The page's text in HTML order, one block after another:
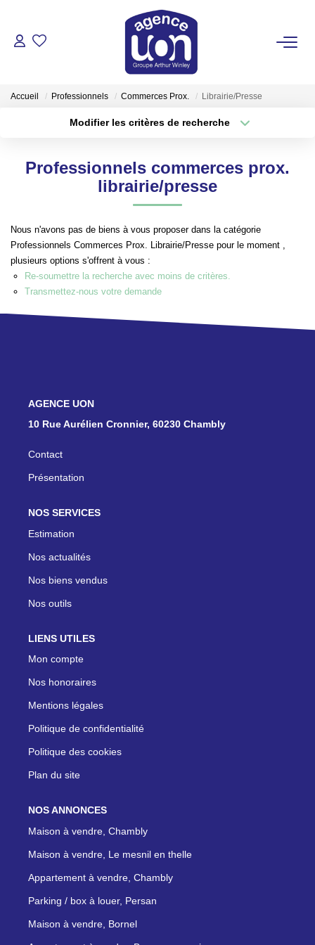
ACHETER
ESTIMER
VOTRE AGENCE
Pour Se Rencontrer
Votre Équipe
Accueil Professionnels Commerces Prox. Librairie/Presse
Modifier les critères de recherche
Type de bien
Créer une alerte
Professionnels commerces prox.
librairie/presse
Nous n'avons pas de biens à vous proposer dans la catégorie
Professionnels Commerces Prox. Librairie/Presse pour le moment ,
plusieurs options s'offrent à vous :
Re-soumettre la recherche avec moins de critères.
Transmettez-nous votre demande
NOS AGENCES
10 Rue Aurélien Cronnier, 60230 Chambly
Contact
Présentation
NOS SERVICES
Estimation
Nos actualités
Nos biens vendus
Nos outils
LIENS UTILES
Mon compte
Nos honoraires
Mentions légales
Politique de confidentialité
Politique des cookies
Plan du site
NOS ANNONCES
Maison à vendre, Chambly
Maison à vendre, Le mesnil en thelle
Appartement à vendre, Chambly
Parking / box à louer, Persan
Maison à vendre, Bornel